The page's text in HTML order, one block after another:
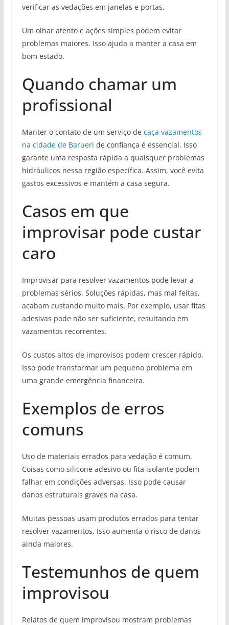
verificar as vedações em janelas e portas.
Um olhar atento e ações simples podem evitar
problemas maiores. Isso ajuda a manter a casa em
bom estado.
Quando chamar um
profissional
Manter o contato de um serviço de caça vazamentos
na cidade de Barueri de confiança é essencial. Isso
garante uma resposta rápida a quaisquer problemas
hidráulicos nessa região específica. Assim, você evita
gastos excessivos e mantém a casa segura.
Casos em que
improvisar pode custar
caro
Improvisar para resolver vazamentos pode levar a
problemas sérios. Soluções rápidas, mas mal feitas,
acabam custando muito mais. Por exemplo, usar fitas
adesivas pode não ser suficiente, resultando em
vazamentos recorrentes.
Os custos altos de improvisos podem crescer rápido.
Isso pode transformar um pequeno problema em
uma grande emergência financeira.
Exemplos de erros
comuns
Uso de materiais errados para vedação é comum.
Coisas como silicone adesivo ou fita isolante podem
falhar em condições adversas. Isso pode causar
danos estruturais graves na casa.
Muitas pessoas usam produtos errados para tentar
resolver vazamentos. Isso aumenta o risco de danos
ainda maiores.
Testemunhos de quem
improvisou
Relatos de quem improvisou mostram problemas